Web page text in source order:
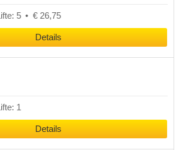
Lifte: 5 € 26,75
Details
Lifte: 1
Details